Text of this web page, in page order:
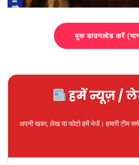
बुक डाउनलोड करें
हमें न्यूज़ /
अपनी खबर, लेख या फोटो हमें भेजें। हमारी टीम